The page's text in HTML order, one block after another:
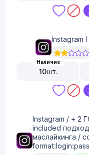
Instagram
Наличие
10шт.
Instagram / + 2
included
маслайкинга /